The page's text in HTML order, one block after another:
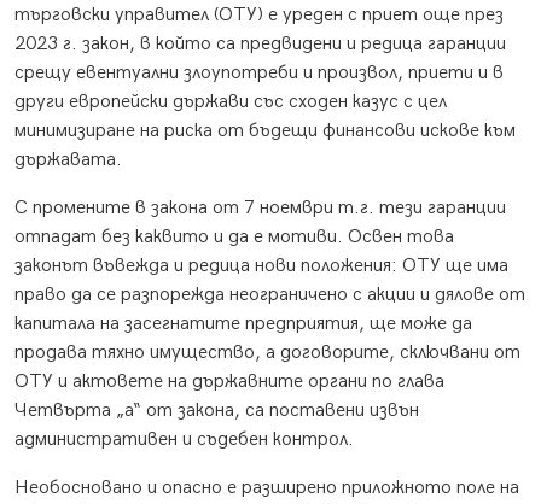
търговски управител (ОТУ) е уреден с приет още през
2023 г. закон, в който са предвидени и редица гаранции
срещу евентуални злоупотреби и произвол, приети и в
други европейски държави със сходен казус с цел
минимизиране на риска от бъдещи финансови искове към
държавата.
С промените в закона от 7 ноември т.г. тези гаранции
отпадат без каквито и да е мотиви. Освен това
законът въвежда и редица нови положения: ОТУ ще има
право да се разпорежда неограничено с акции и дялове от
капитала на засегнатите предприятия, ще може да
продава тяхно имущество, а договорите, сключвани от
ОТУ и актовете на държавните органи по глава
Четвърта „а“ от закона, са поставени извън
административен и съдебен контрол.
Необосновано и опасно е разширено приложното поле на